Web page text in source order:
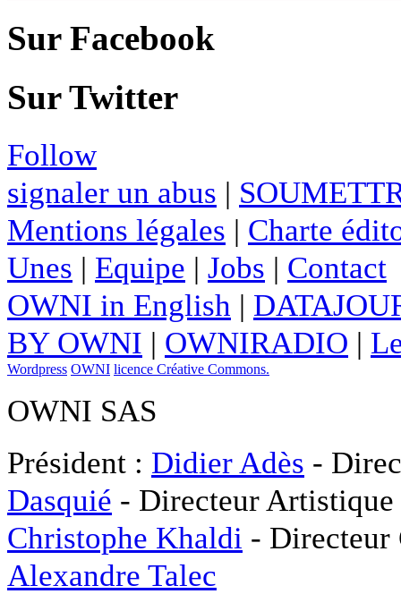
Sur Facebook
Sur Twitter
Follow
signaler un abus |
Mentions légales | Charte
Unes | Equipe | Jobs | Contact
OWNI in English |
BY OWNI | OWNIRADIO |
Wordpress OWNI licence Créative Commons.
OWNI SAS
Président : Didier Adès -
Dasquié - Directeur
Christophe Khaldi -
Alexandre Talec